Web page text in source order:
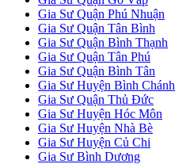
Gia Sư Quận Phú Nhuận
Gia Sư Quận Tân Bình
Gia Sư Quận Bình Thạnh
Gia Sư Quận Tân Phú
Gia Sư Quận Bình Tân
Gia Sư Huyện Bình Chánh
Gia Sư Quận Thủ Đức
Gia Sư Huyện Hóc Môn
Gia Sư Huyện Nhà Bè
Gia Sư Huyện Củ Chi
Gia Sư Bình Dương